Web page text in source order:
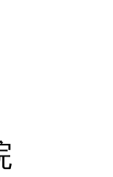
耳其
人类
洲、
性别